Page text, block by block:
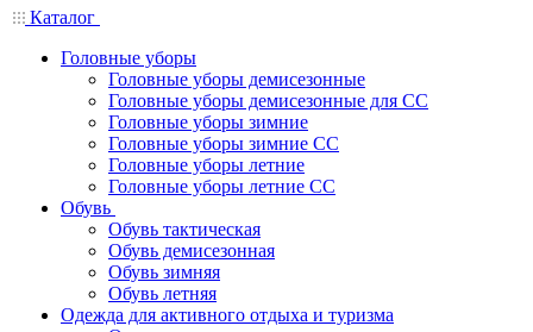
Каталог
Головные уборы
Головные уборы демисезонные
Головные уборы демисезонные для СС
Головные уборы зимние
Головные уборы зимние СС
Головные уборы летние
Головные уборы летние СС
Обувь
Обувь тактическая
Обувь демисезонная
Обувь зимняя
Обувь летняя
Одежда для активного отдыха и туризма